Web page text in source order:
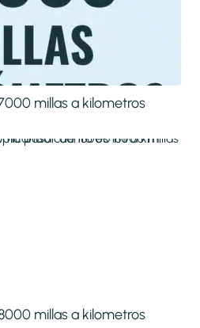
millas a kilometros
millas a kilometros